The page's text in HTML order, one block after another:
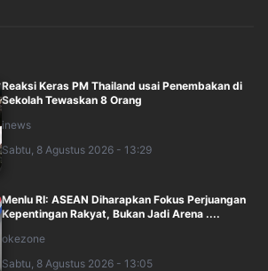
Reaksi Keras PM Thailand usai Penembakan di
Sekolah Tewaskan 8 Orang
inews
Sabtu, 8 Agustus 2026 - 13:29
Menlu RI: ASEAN Diharapkan Fokus Perjuangan
Kepentingan Rakyat, Bukan Jadi Arena ....
okezone
Sabtu, 8 Agustus 2026 - 13:05